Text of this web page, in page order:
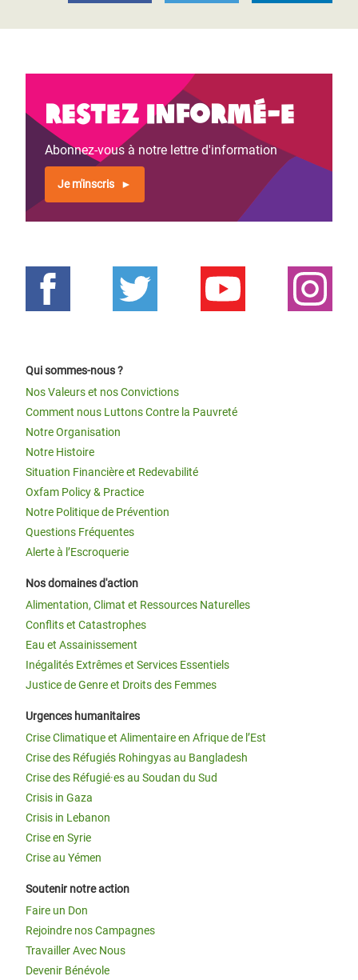
Restez informé-e
Abonnez-vous à notre lettre d'information
Je m'inscris
Qui sommes-nous ?
Nos Valeurs et nos Convictions
Comment nous Luttons Contre la Pauvreté
Notre Organisation
Notre Histoire
Situation Financière et Redevabilité
Oxfam Policy & Practice
Notre Politique de Prévention
Questions Fréquentes
Alerte à l’Escroquerie
Nos domaines d'action
Alimentation, Climat et Ressources Naturelles
Conflits et Catastrophes
Eau et Assainissement
Inégalités Extrêmes et Services Essentiels
Justice de Genre et Droits des Femmes
Urgences humanitaires
Crise Climatique et Alimentaire en Afrique de l’Est
Crise des Réfugiés Rohingyas au Bangladesh
Crise des Réfugié·es au Soudan du Sud
Crisis in Gaza
Crisis in Lebanon
Crise en Syrie
Crise au Yémen
Soutenir notre action
Faire un Don
Rejoindre nos Campagnes
Travailler Avec Nous
Devenir Bénévole